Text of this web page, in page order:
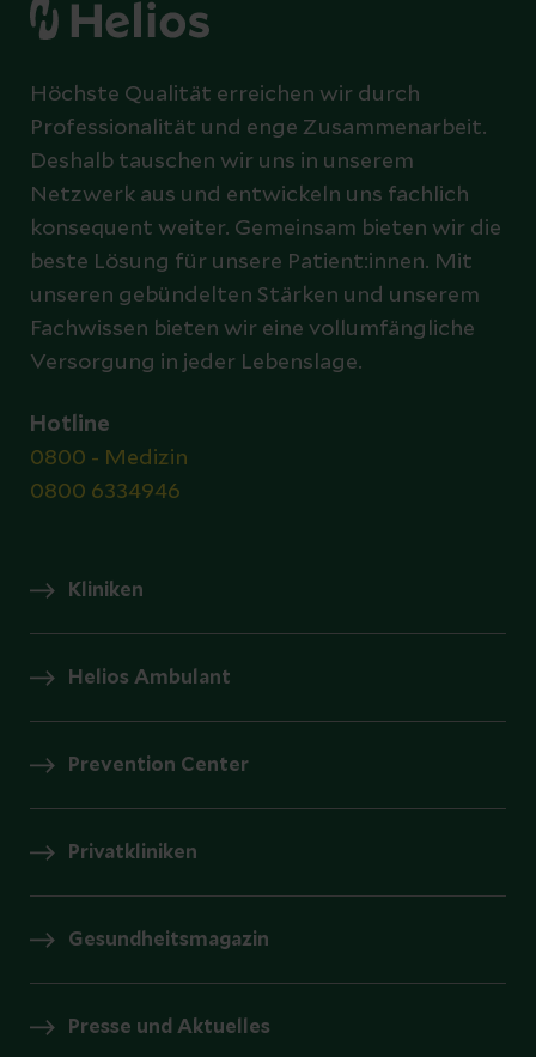
Höchste Qualität erreichen wir durch
Professionalität und enge Zusammenarbeit.
Deshalb tauschen wir uns in unserem
Netzwerk aus und entwickeln uns fachlich
konsequent weiter. Gemeinsam bieten wir die
beste Lösung für unsere Patient:innen. Mit
unseren gebündelten Stärken und unserem
Fachwissen bieten wir eine vollumfängliche
Versorgung in jeder Lebenslage.
Hotline
0800 - Medizin
0800 6334946
Kliniken
Helios Ambulant
Prevention Center
Privatkliniken
Gesundheitsmagazin
Presse und Aktuelles